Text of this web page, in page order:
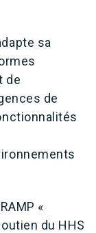
sa
de
de
«
du HHS